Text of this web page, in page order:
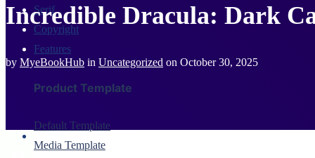
Serif
Copyright
Features
Product Template
Default Template
Media Template
Incredible Dracula: Dark
by MyeBookHub in Uncategorized on October 30, 2025